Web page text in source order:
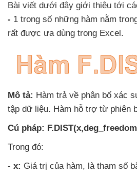
Bài viết dưới đây giới thiệu tới
- 1 trong số những hàm nằm
rất được ưa dùng trong Excel.
Mô tả: Hàm trả về phân bố xác
tập dữ liệu. Hàm hỗ trợ từ phiên
Cú pháp:
Trong đó:
- x: Giá trị của hàm, là tham số